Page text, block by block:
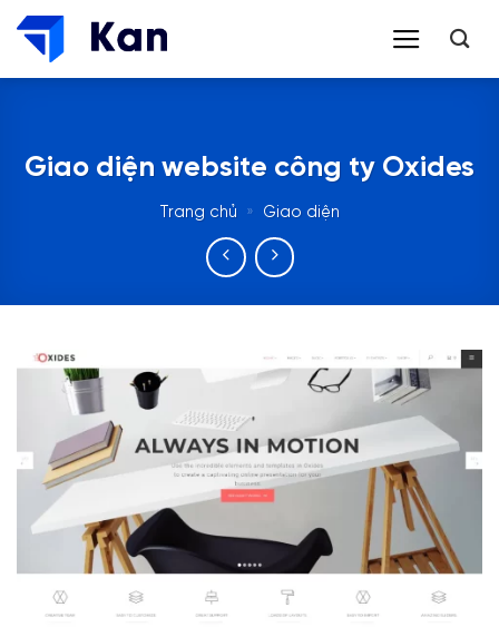
Bỏ
qua
nội
Giao diện website công ty Oxides
Trang chủ » Giao diện